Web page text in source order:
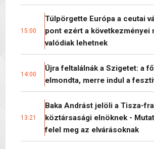
15:00
Túlpörgette Európa a ceutai
pont ezért a következményei
valódiak lehetnek
14:00
Újra feltalálnák a Szigetet: a
elmondta, merre indul a
13:21
Baka Andrást jelöli a Tisza-
köztársasági elnöknek -
felel meg az elvárásoknak